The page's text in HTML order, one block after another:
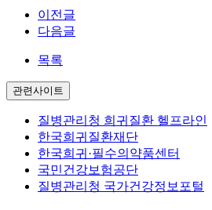
이전글
다음글
목록
관련사이트
질병관리청 희귀질환 헬프라인
한국희귀질환재단
한국희귀·필수의약품센터
국민건강보험공단
질병관리청 국가건강정보포털